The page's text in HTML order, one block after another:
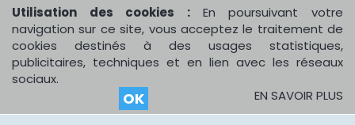
Utilisation des cookies : En poursuivant votre
navigation sur ce site, vous acceptez le traitement de
cookies destinés à des usages statistiques,
publicitaires, techniques et en lien avec les réseaux
sociaux.
OK EN SAVOIR PLUS